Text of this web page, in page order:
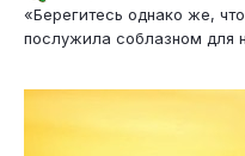
«Берегитесь однако же,
послужила соблазном для